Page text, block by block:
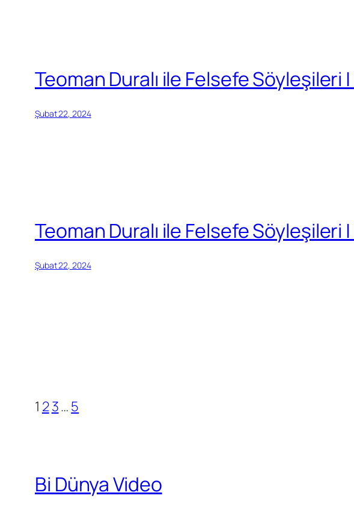
Teoman Duralı ile Felsefe Söyleşileri
Şubat 22, 2024
Teoman Duralı ile Felsefe
Şubat 22, 2024
1 23… 5
Bi Dünya Video